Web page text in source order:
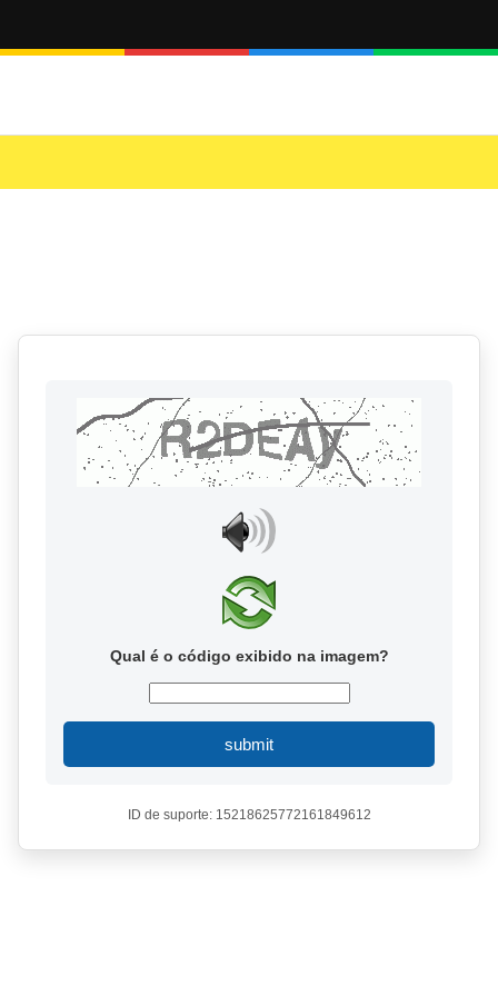
Qual é o código exibido na imagem?
submit
ID de suporte: 15218625772161849612